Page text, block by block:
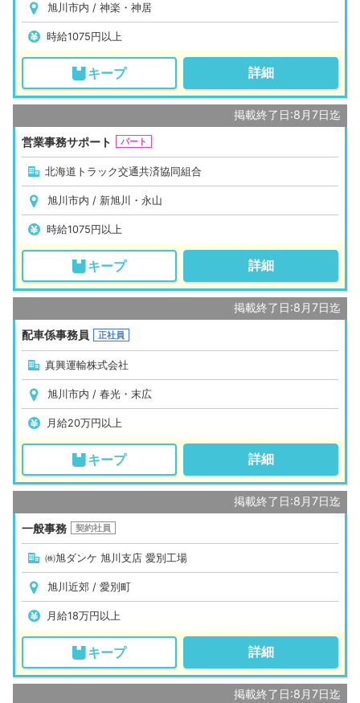
旭川市内 / 神楽・神居
時給1075円以上
キープ 詳細
掲載終了日:8月7日迄
営業事務サポート
パート
北海道トラック交通共済協同組合
旭川市内 / 新旭川・永山
時給1075円以上
キープ 詳細
掲載終了日:8月7日迄
配車係事務員
正社員
真興運輸株式会社
旭川市内 / 春光・末広
月給20万円以上
キープ 詳細
掲載終了日:8月7日迄
一般事務
契約社員
㈱旭ダンケ 旭川支店 愛別工場
旭川近郊 / 愛別町
月給18万円以上
キープ 詳細
掲載終了日:8月7日迄